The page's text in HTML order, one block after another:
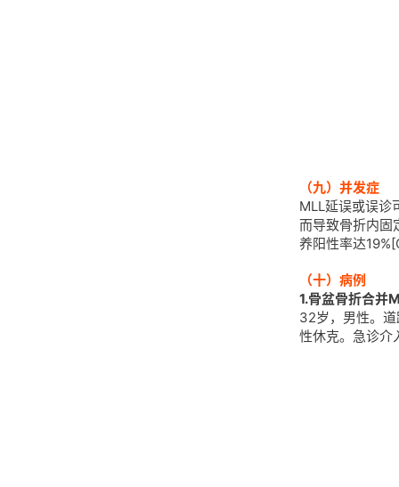
（九）并发症
MLL延误或误诊
而导致骨折内固
养阳性率达19%
（十）病例
1.骨盆骨折合并
32岁，男性。
性休克。急诊介